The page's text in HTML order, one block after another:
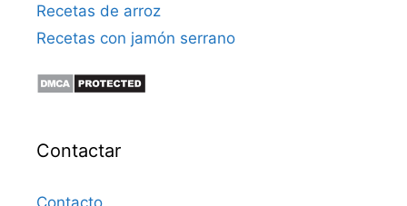
Recetas de arroz
Recetas con jamón serrano
Contactar
Contacto